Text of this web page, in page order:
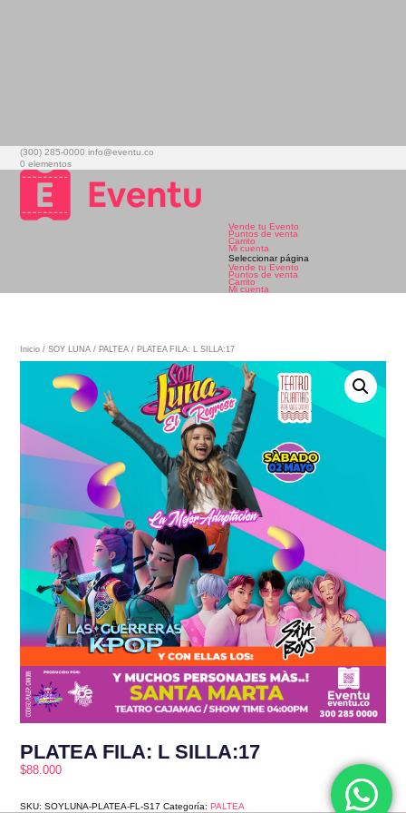
(300) 285-0000 info@eventu.co
0 elementos
Vende tu Evento
Puntos de venta
Carrito
Mi cuenta
Seleccionar página
Vende tu Evento
Puntos de venta
Carrito
Mi cuenta
Inicio /SOY LUNA / PALTEA / PLATEA FILA: L SILLA:17
PLATEA FILA: L SILLA:17
$88.000
SKU:SOYLUNA-PLATEA-FL-S17 Categoría:PALTEA